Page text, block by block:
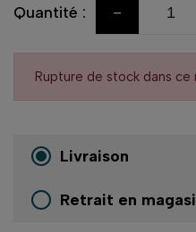
Quantité : -
Rupture de stock dans ce
Livraison
Retrait en